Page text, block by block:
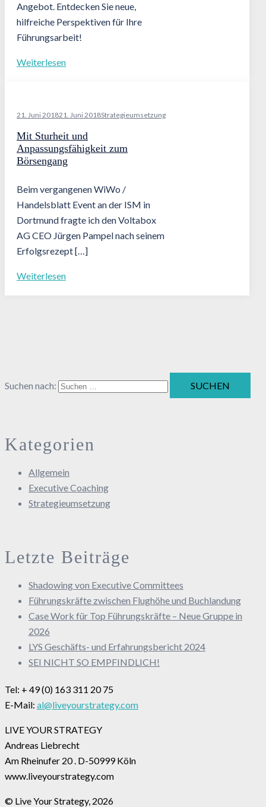
Angebot. Entdecken Sie neue,
hilfreiche Perspektiven für Ihre
Führungsarbeit!
Weiterlesen
21. Juni 201821. Juni 2018Strategieumsetzung
Mit Sturheit und
Anpassungsfähigkeit zum
Börsengang
Beim vergangenen WiWo /
Handelsblatt Event an der ISM in
Dortmund fragte ich den Voltabox
AG CEO Jürgen Pampel nach seinem
Erfolgsrezept […]
Weiterlesen
Suchen nach:
Kategorien
Allgemein
Executive Coaching
Strategieumsetzung
Letzte Beiträge
Shadowing von Executive Committees
Führungskräfte zwischen Flughöhe und Buchlandung
Case Work für Top Führungskräfte – Neue Gruppe in
2026
LYS Geschäfts- und Erfahrungsbericht 2024
SEI NICHT SO EMPFINDLICH!
Tel: + 49 (0) 163 311 20 75
E-Mail: al@liveyourstrategy.com
LIVE YOUR STRATEGY
Andreas Liebrecht
Am Rheinufer 20 . D-50999 Köln
www.liveyourstrategy.com
© Live Your Strategy, 2026